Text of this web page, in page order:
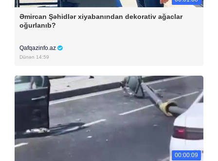
Əmircan Şəhidlər xiyabanından dekorativ ağaclar
oğurlanıb?
Qafqazinfo.az
Dünən 14:59
00:00:09